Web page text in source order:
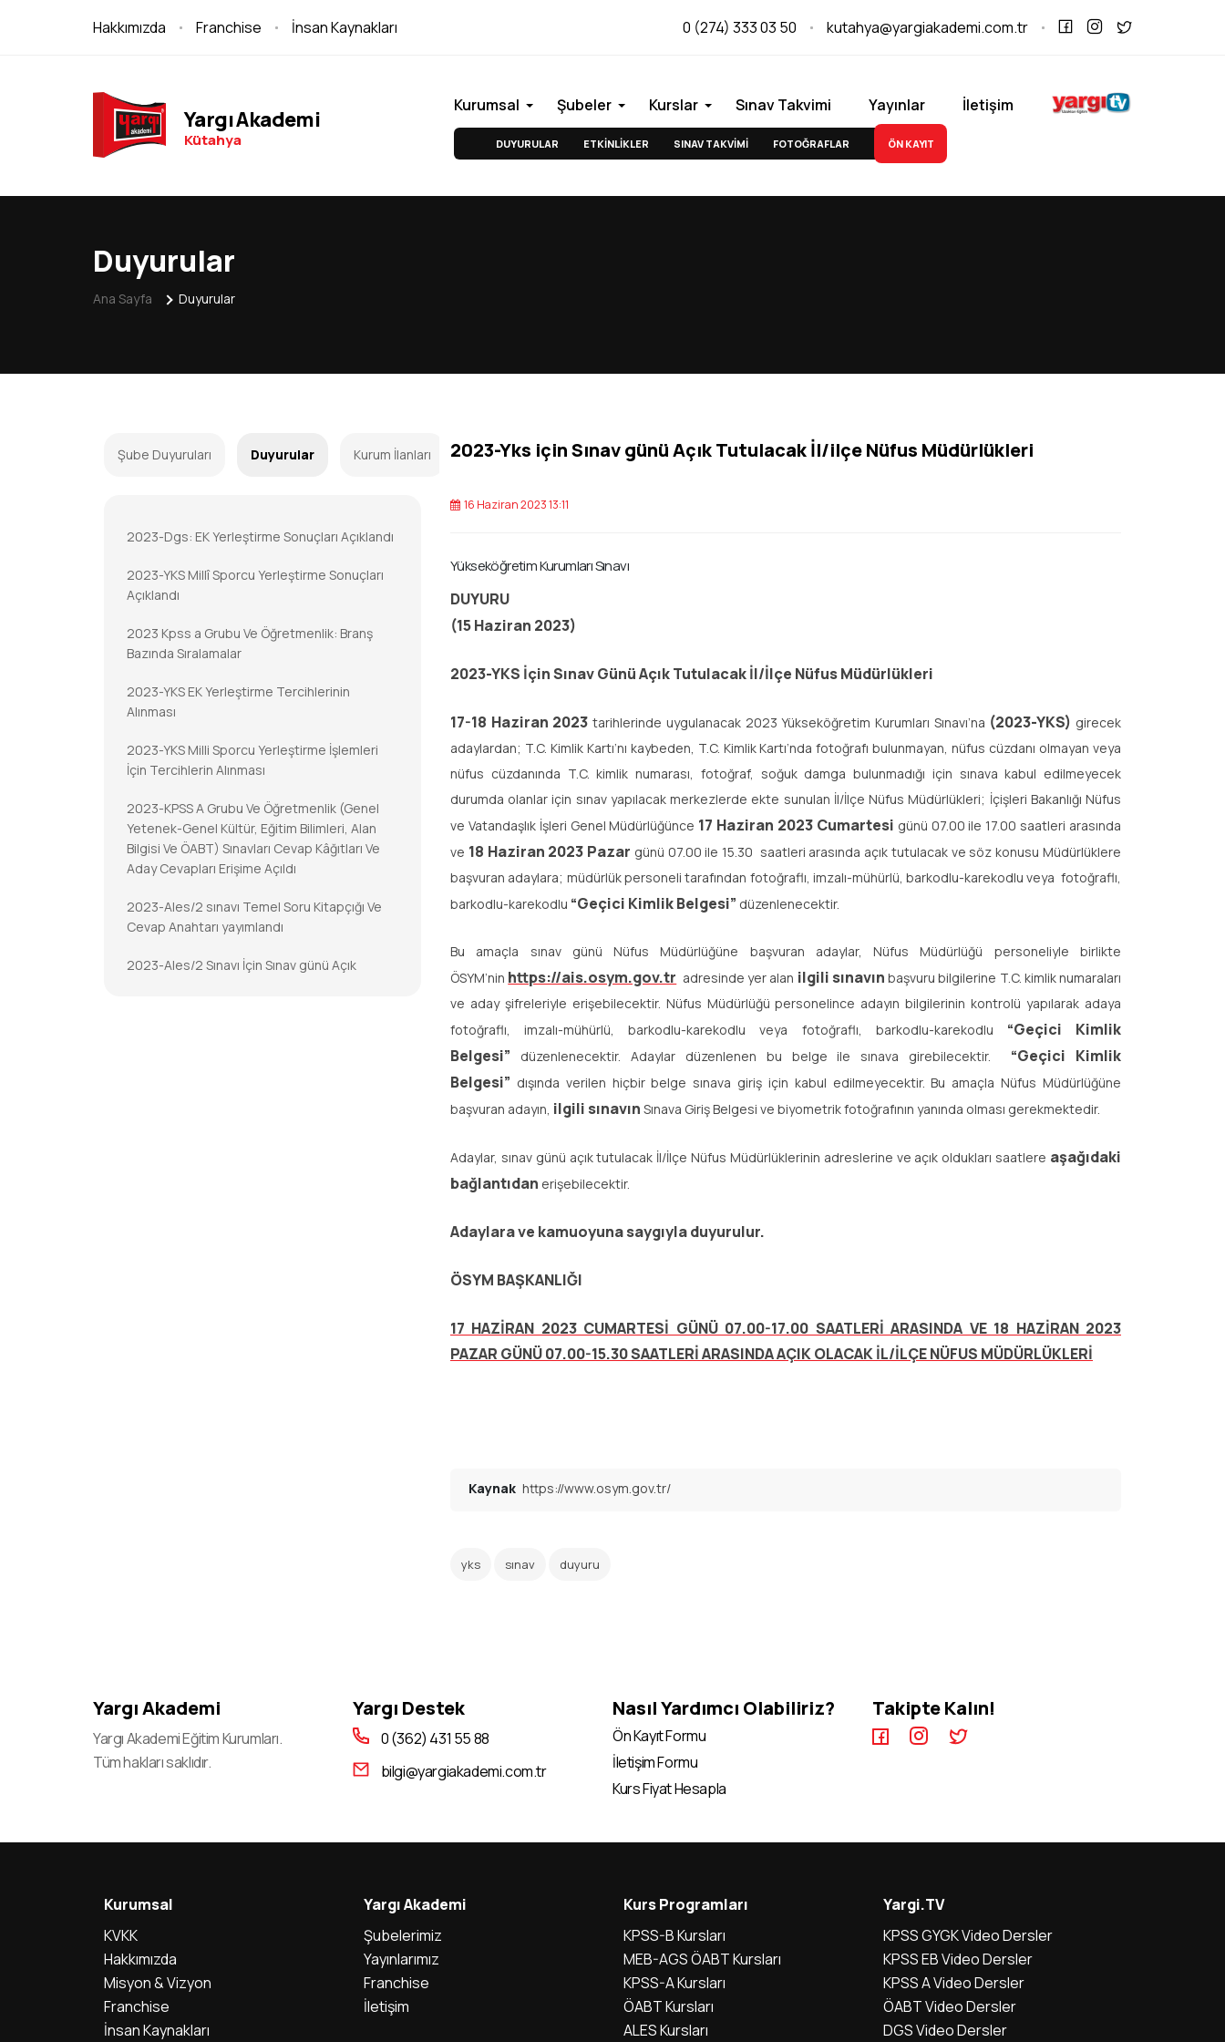
Hakkımızda Franchise İnsan Kaynakları 0 (274) 333 03 50 kutahya@yargiakademi.com.tr
Yargı Akademi
Kütahya
Kurumsal Şubeler Kurslar Sınav Takvimi Yayınlar İletişim
DUYURULAR ETKİNLİKLER SINAV TAKVİMİ FOTOĞRAFLAR ÖN KAYIT
Duyurular
Ana Sayfa Duyurular
Şube Duyuruları Duyurular Kurum İlanları
2023-Dgs: EK Yerleştirme Sonuçları Açıklandı
2023-YKS Millî Sporcu Yerleştirme Sonuçları
Açıklandı
2023 Kpss a Grubu Ve Öğretmenlik: Branş
Bazında Sıralamalar
2023-YKS EK Yerleştirme Tercihlerinin
Alınması
2023-YKS Milli Sporcu Yerleştirme İşlemleri
İçin Tercihlerin Alınması
2023-KPSS A Grubu Ve Öğretmenlik (Genel
Yetenek-Genel Kültür, Eğitim Bilimleri, Alan
Bilgisi Ve ÖABT) Sınavları Cevap Kâğıtları Ve
Aday Cevapları Erişime Açıldı
2023-Ales/2 sınavı Temel Soru Kitapçığı Ve
Cevap Anahtarı yayımlandı
2023-Ales/2 Sınavı İçin Sınav günü Açık
Oturumları sınava Giriş Belgeleri Erişime Açıldı
2023-Ales/2 başvurularının Alınması
Müdürlüklerine Kamu Kurumları
2023-Yks için Sınav günü Açık Tutulacak
İl/ilçe Nüfus Müdürlükleri
2023-Yks için Sınav günü Açık Tutulacak İl/ilçe Nüfus Müdürlükleri
16 Haziran 2023 13:11
Yükseköğretim Kurumları Sınavı
DUYURU
(15 Haziran 2023)
2023-YKS İçin Sınav Günü Açık Tutulacak İl/İlçe Nüfus Müdürlükleri
17-18 Haziran 2023tarihlerinde uygulanacak 2023 Yükseköğretim Kurumları Sınavı’na (2023-YKS) girecek
adaylardan; T.C. Kimlik Kartı’nı kaybeden, T.C. Kimlik Kartı’nda fotoğrafı bulunmayan, nüfus cüzdanı olmayan veya
nüfus cüzdanında T.C. kimlik numarası, fotoğraf, soğuk damga bulunmadığı için sınava kabul edilmeyecek
durumda olanlar için sınav yapılacak merkezlerde ekte sunulan İl/İlçe Nüfus Müdürlükleri; İçişleri Bakanlığı Nüfus
ve Vatandaşlık İşleri Genel Müdürlüğünce 17 Haziran 2023 Cumartesi günü 07.00 ile 17.00 saatleri arasında
ve 18 Haziran 2023 Pazar günü 07.00 ile 15.30 saatleri arasında açık tutulacak ve söz konusu Müdürlüklere
başvuran adaylara; müdürlük personeli tarafından fotoğraflı, imzalı-mühürlü, barkodlu-karekodlu veya fotoğraflı,
barkodlu-karekodlu “Geçici Kimlik Belgesi” düzenlenecektir.
Bu amaçla sınav günü Nüfus Müdürlüğüne başvuran adaylar, Nüfus Müdürlüğü personeliyle birlikte
ÖSYM’nin https://ais.osym.gov.tr adresinde yer alan ilgili sınavın başvuru bilgilerine T.C. kimlik numaraları
ve aday şifreleriyle erişebilecektir. Nüfus Müdürlüğü personelince adayın bilgilerinin kontrolü yapılarak adaya
fotoğraflı, imzalı-mühürlü, barkodlu-karekodlu veya fotoğraflı, barkodlu-karekodlu “Geçici Kimlik
Belgesi” düzenlenecektir. Adaylar düzenlenen bu belge ile sınava girebilecektir.
“Geçici Kimlik
Belgesi” dışında verilen hiçbir belge sınava giriş için kabul edilmeyecektir. Bu amaçla Nüfus Müdürlüğüne
başvuran adayın, ilgili sınavın Sınava Giriş Belgesi ve biyometrik fotoğrafının yanında olması gerekmektedir.
Adaylar, sınav günü açık tutulacak İl/İlçe Nüfus Müdürlüklerinin adreslerine ve açık oldukları saatlere aşağıdaki
bağlantıdan erişebilecektir.
Adaylara ve kamuoyuna saygıyla duyurulur.
ÖSYM BAŞKANLIĞI
17 HAZİRAN 2023 CUMARTESİ GÜNÜ 07.00-17.00 SAATLERİ ARASINDA VE 18 HAZİRAN 2023
PAZAR GÜNÜ 07.00-15.30 SAATLERİ ARASINDA AÇIK OLACAK İL/İLÇE NÜFUS MÜDÜRLÜKLERİ
Kaynak https://www.osym.gov.tr/
yks sınav duyuru
Yargı Akademi
Yargı Akademi Eğitim Kurumları.
Tüm hakları saklıdır.
Yargı Destek
0 (362) 431 55 88
bilgi@yargiakademi.com.tr
Nasıl Yardımcı Olabiliriz?
Ön Kayıt Formu
İletişim Formu
Kurs Fiyat Hesapla
Takipte Kalın!
Kurumsal
KVKK
Hakkımızda
Misyon & Vizyon
Franchise
İnsan Kaynakları
Yargı Akademi
Şubelerimiz
Yayınlarımız
Franchise
İletişim
Kurs Programları
KPSS-B Kursları
MEB-AGS ÖABT Kursları
KPSS-A Kursları
ÖABT Kursları
ALES Kursları
Yargi.TV
KPSS GYGK Video Dersler
KPSS EB Video Dersler
KPSS A Video Dersler
ÖABT Video Dersler
DGS Video Dersler